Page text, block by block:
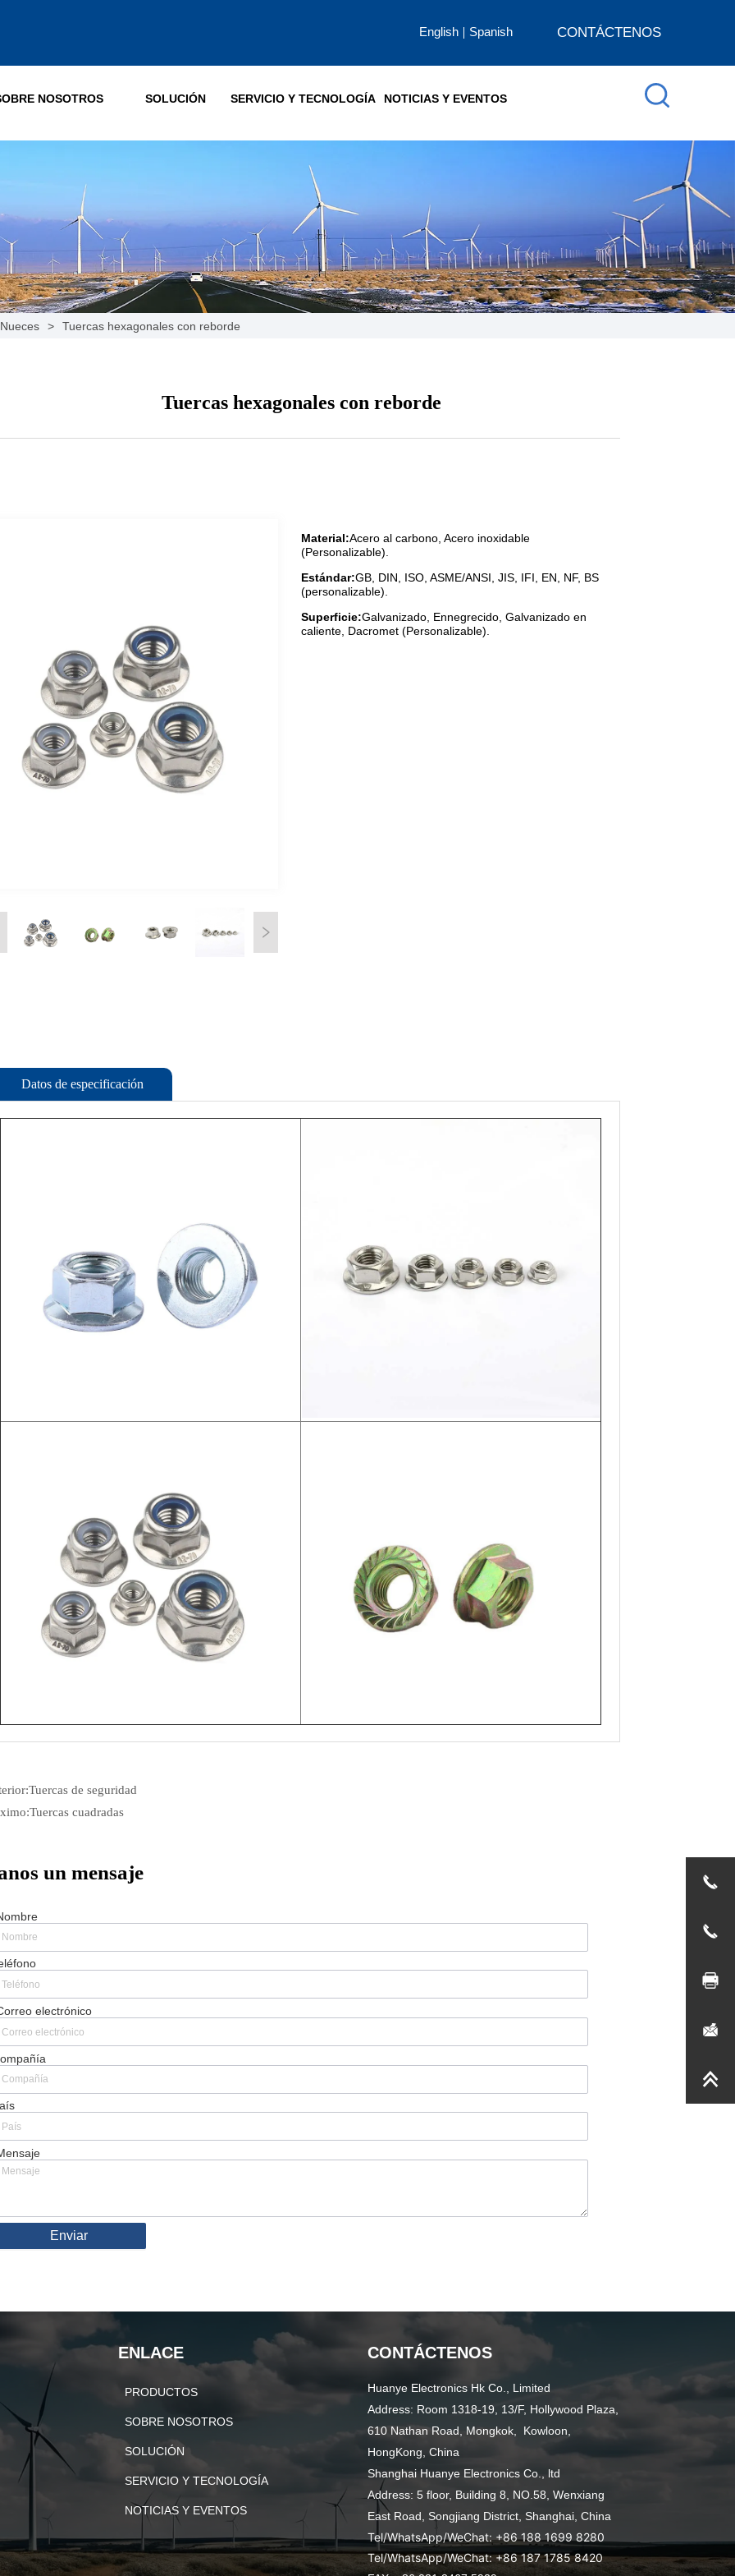
English Spanish CONTÁCTENOS
NOSOTROS SOLUCIÓN SERVICIO Y TECNOLOGÍA NOTICIAS Y EVENTOS
Nueces > Tuercas hexagonales con reborde
Tuercas hexagonales con reborde
Datos de especificación
Tuercas de seguridad
Tuercas cuadradas
un mensaje
electrónico
Enviar
ENLACE
PRODUCTOS
SOBRE NOSOTROS
SOLUCIÓN
SERVICIO Y TECNOLOGÍA
NOTICIAS Y EVENTOS
CONTÁCTENOS
Huanye Electronics Hk Co., Limited
Address: Room 1318-19, 13/F, Hollywood Plaza,
610 Nathan Road, Mongkok, Kowloon,
HongKong, China
Shanghai Huanye Electronics Co., ltd
Address: 5 floor, Building 8, NO.58, Wenxiang
East Road, Songjiang District, Shanghai, China
Tel/WhatsApp/WeChat: +86 188 1699 8280
Tel/WhatsApp/WeChat: +86 187 1785 8420